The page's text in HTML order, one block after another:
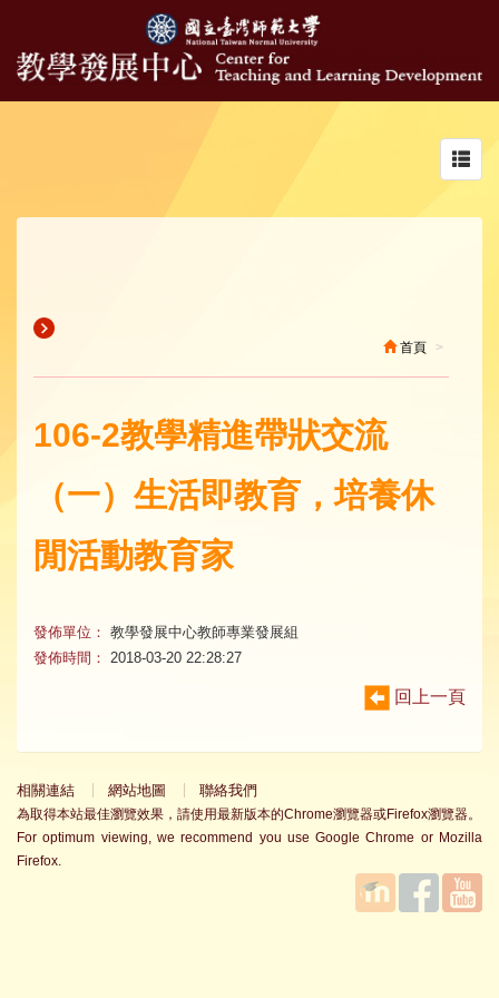
首頁
106-2教學精進帶狀交流
（一）生活即教育，培養休
閒活動教育家
發佈單位： 教學發展中心教師專業發展組
發佈時間：
2018-03-20 22:28:27
回上一頁
相關連結 網站地圖 聯絡我們
為取得本站最佳瀏覽效果，請使用最新版本的Chrome瀏覽器或Firefox瀏覽器。
For optimum viewing, we recommend you use Google Chrome or Mozilla
Firefox.